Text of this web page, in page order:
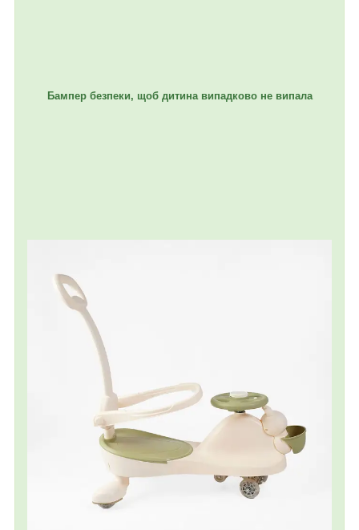
Бампер безпеки, щоб дитина випадково не випала